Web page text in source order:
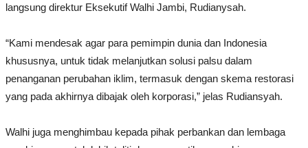
langsung direktur Eksekutif Walhi Jambi, Rudianysah.
“Kami mendesak agar para pemimpin dunia dan Indonesia
khususnya, untuk tidak melanjutkan solusi palsu dalam
penanganan perubahan iklim, termasuk dengan skema restorasi
yang pada akhirnya dibajak oleh korporasi,” jelas Rudiansyah.
Walhi juga menghimbau kepada pihak perbankan dan lembaga